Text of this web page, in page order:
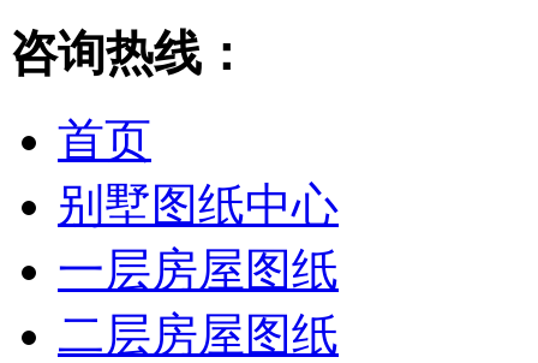
咨询热线：
首页
别墅图纸中心
一层房屋图纸
二层房屋图纸